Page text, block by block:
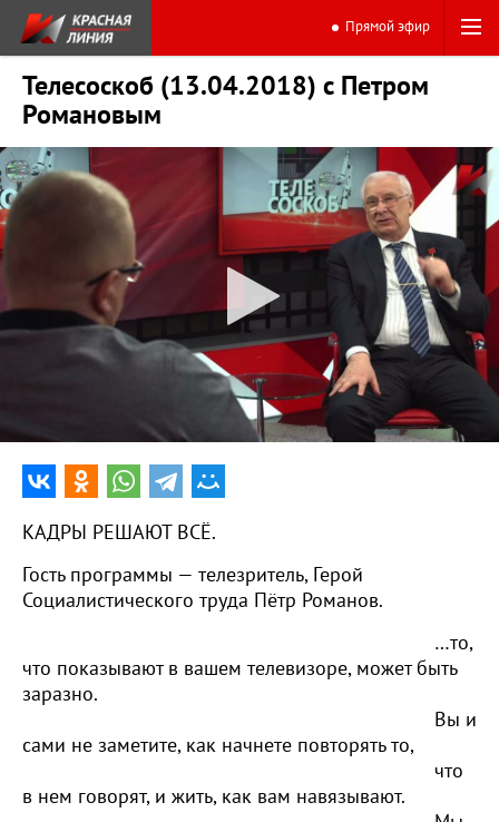
Прямой эфир
Телесоскоб (13.04.2018) с Петром
Романовым
КАДРЫ РЕШАЮТ ВСЁ.
Гость программы — телезритель, Герой
Социалистического труда Пётр Романов.
…то,
что показывают в вашем телевизоре, может быть
заразно.
Вы и
сами не заметите, как начнете повторять то,
что
в нем говорят, и жить, как вам навязывают.